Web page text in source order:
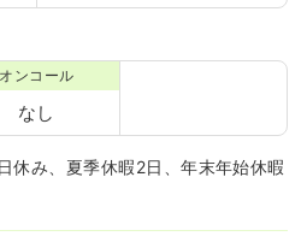
オンコール
なし
休み、夏季休暇2日、年末年始休暇